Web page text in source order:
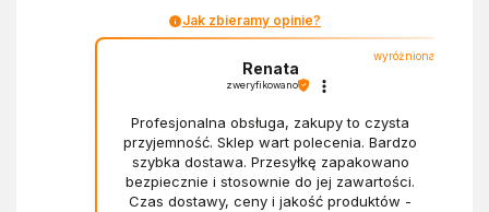
Jak zbieramy opinie?
wyróżniona
Renata
zweryfikowano
Profesjonalna obsługa, zakupy to czysta
przyjemność. Sklep wart polecenia. Bardzo
szybka dostawa. Przesyłkę zapakowano
bezpiecznie i stosownie do jej zawartości.
Czas dostawy, ceny i jakość produktów -